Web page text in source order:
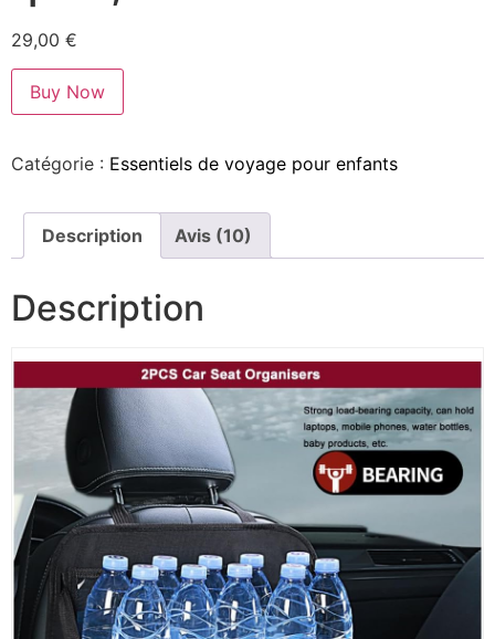
29,00 €
Buy Now
Catégorie : Essentiels de voyage pour enfants
Description Avis (10)
Description